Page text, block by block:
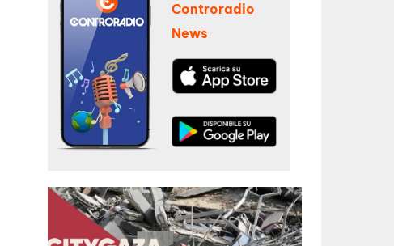
Controradio
News